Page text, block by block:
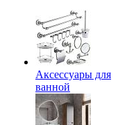
Аксессуары для
ванной